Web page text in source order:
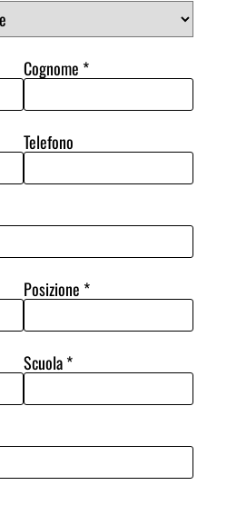
Cognome *
Telefono
Posizione *
Scuola*